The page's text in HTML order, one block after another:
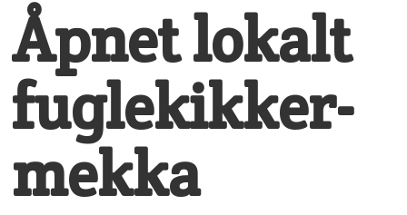
Åpnet lokalt
fuglekikker-
mekka